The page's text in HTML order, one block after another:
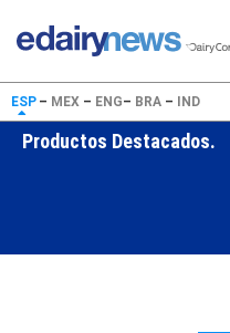
ESP– MEX – ENG– BRA – IND
Productos Destacados.